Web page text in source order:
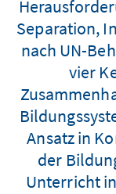
Separation,
nach UN-
vier
Ansatz in
der
Unterricht